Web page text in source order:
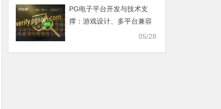
PG电子平台开发与技术支
撑：游戏设计、多平台兼容
05/28